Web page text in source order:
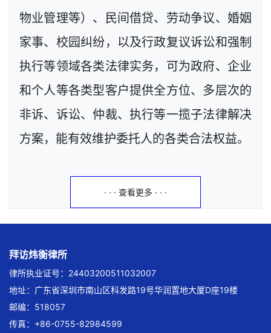
物业管理等）、民间借贷、劳动争议、婚姻
家事、校园纠纷，以及行政复议诉讼和强制
执行等领域各类法律实务，可为政府、企业
和个人等各类型客户提供全方位、多层次的
非诉、诉讼、仲裁、执行等一揽子法律解决
方案，能有效维护委托人的各类合法权益。
· · · 查看更多 · · ·
拜访炜衡律所
律所执业证号：24403200511032007
地址：广东省深圳市南山区科发路19号华润置地大厦D座19楼
邮编：518057
传真：+86-0755-82984599